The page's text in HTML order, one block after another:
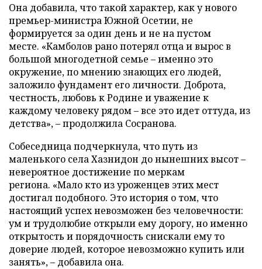
Она добавила, что такой характер, как у нового
премьер-министра Южной Осетии, не
формируется за один день и не на пустом
месте. «Камболов рано потерял отца и вырос в
большой многодетной семье – именно это
окружение, по мнению знающих его людей,
заложило фундамент его личности. Доброта,
честность, любовь к Родине и уважение к
каждому человеку рядом – все это идет оттуда, из
детства», – продолжила Сосранова.
Собеседница подчеркнула, что путь из
маленького села Хазнидон до нынешних высот –
невероятное достижение по меркам
региона. «Мало кто из уроженцев этих мест
достигал подобного. Это история о том, что
настоящий успех невозможен без человечности:
ум и трудолюбие открыли ему дорогу, но именно
открытость и порядочность снискали ему то
доверие людей, которое невозможно купить или
занять», – добавила она.